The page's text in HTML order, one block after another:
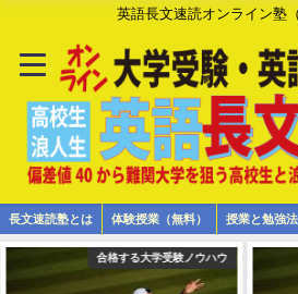
英語長文速読オンライン塾
長文速読塾とは 体験授業（無料） 授業と勉強法
合格する大学受験ノウハウ